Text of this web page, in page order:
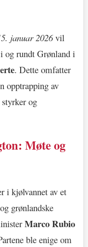
januar 2026vil
rundt Grønland i
. Dette omfatter
opptrapping av
og
Møte og
i kjølvannet av et
grønlandske
Marco Rubio
ble enige om